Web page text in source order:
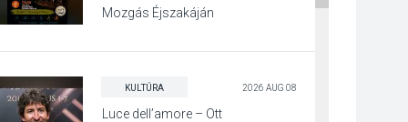
Mozgás Éjszakáján
Surányban
KULTÚRA 2026 AUG 08
Luce dell’amore – Ott